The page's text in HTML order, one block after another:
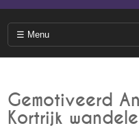
Gemotiveerd
Kortrijk